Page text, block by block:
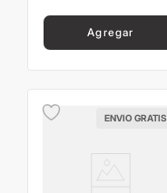
Agregar
ENVIO GRATIS